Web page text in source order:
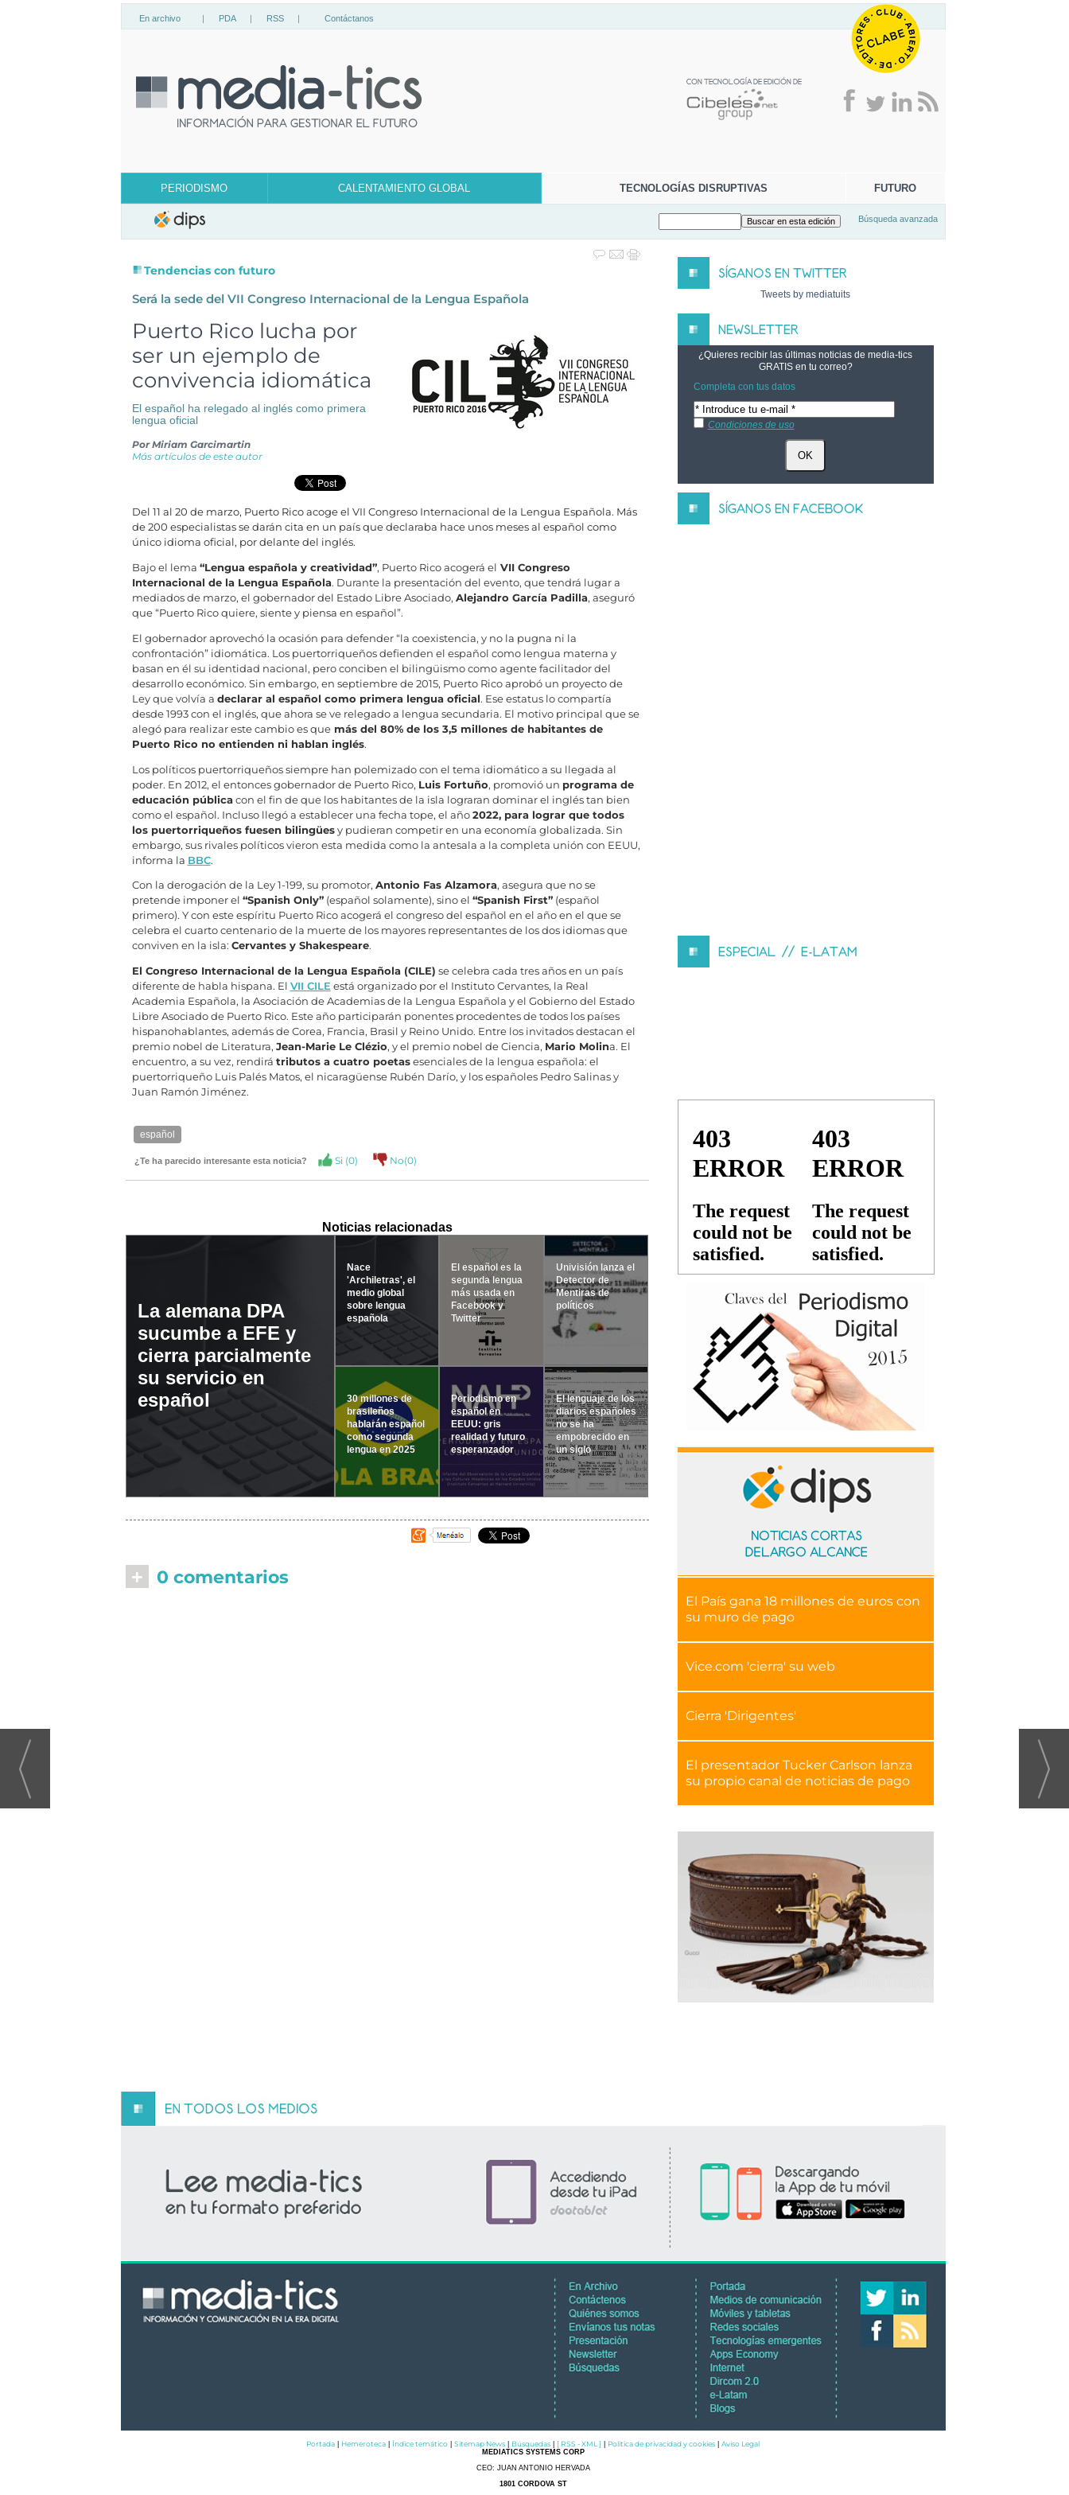
En archivo | PDA | RSS | Contáctanos
PERIODISMO CALENTAMIENTO GLOBAL TECNOLOGÍAS DISRUPTIVAS FUTURO
Búsqueda avanzada
Tendencias con futuro
Será la sede del VII Congreso Internacional de la Lengua Española
Puerto Rico lucha por
ser un ejemplo de
convivencia idiomática
El español ha relegado al inglés como primera
lengua oficial
PorMiriam Garcimartin
Más artículos de este autor
Del 11 al 20 de marzo, Puerto Rico acoge el VII Congreso Internacional de la Lengua Española. Más
de 200 especialistas se darán cita en un país que declaraba hace unos meses al español como
único idioma oficial, por delante del inglés.
Bajo el lema “Lengua española y creatividad”, Puerto Rico acogerá el VII Congreso
Internacional de la Lengua Española. Durante la presentación del evento, que tendrá lugar a
mediados de marzo, el gobernador del Estado Libre Asociado, Alejandro García Padilla, aseguró
que “Puerto Rico quiere, siente y piensa en español”.
El gobernador aprovechó la ocasión para defender “la coexistencia, y no la pugna ni la
confrontación” idiomática. Los puertorriqueños defienden el español como lengua materna y
basan en él su identidad nacional, pero conciben el bilingüismo como agente facilitador del
desarrollo económico. Sin embargo, en septiembre de 2015, Puerto Rico aprobó un proyecto de
Ley que volvía a declarar al español como primera lengua oficial. Ese estatus lo compartía
desde 1993 con el inglés, que ahora se ve relegado a lengua secundaria. El motivo principal que se
alegó para realizar este cambio es quemás del 80% de los 3,5 millones de habitantes de
Puerto Rico no entienden ni hablan inglés.
Los políticos puertorriqueños siempre han polemizado con el tema idiomático a su llegada al
poder. En 2012, el entonces gobernador de Puerto Rico, Luis Fortuño, promovió un programa de
educación públicacon el fin de que los habitantes de la isla lograran dominar el inglés tan bien
como el español. Incluso llegó a establecer una fecha tope, el año 2022, para lograr que todos
los puertorriqueños fuesen bilingüesy pudieran competir en una economía globalizada. Sin
embargo, sus rivales políticos vieron esta medida como la antesala a la completa unión con EEUU,
informa la BBC.
Con la derogación de la Ley 1-199, su promotor, Antonio Fas Alzamora, asegura que no se
pretende imponer el “Spanish Only”(español solamente), sino el “Spanish First”(español
primero). Y con este espíritu Puerto Rico acogerá el congreso del español en el año en el que se
celebra el cuarto centenario de la muerte de los mayores representantes de los dos idiomas que
conviven en la isla: Cervantes y Shakespeare.
El Congreso Internacional de la Lengua Española (CILE) se celebra cada tres años en un país
diferente de habla hispana. El VII CILE está organizado por el Instituto Cervantes, la Real
Academia Española, la Asociación de Academias de la Lengua Española y el Gobierno del Estado
Libre Asociado de Puerto Rico. Este año participarán ponentes procedentes de todos los países
hispanohablantes, además de Corea, Francia, Brasil y Reino Unido. Entre los invitados destacan el
premio nobel de Literatura, Jean-Marie Le Clézio, y el premio nobel de Ciencia, Mario Molina. El
encuentro, a su vez, rendirá tributos a cuatro poetasesenciales de la lengua española: el
puertorriqueño Luis Palés Matos, el nicaragüense Rubén Darío, y los españoles Pedro Salinas y
Juan Ramón Jiménez.
español
¿Te ha parecido interesante esta noticia? Si (0) No(0)
Noticias relacionadas
La alemana DPA
sucumbe a EFE y
cierra parcialmente
su servicio en
español
Nace
'Archiletras', el
medio global
sobre lengua
española
30 millones de
brasileños
hablarán español
como segunda
lengua en 2025
El español es la
segunda lengua
más usada en
Facebook y
Twitter
Periodismo en
español en
EEUU: gris
realidad y futuro
esperanzador
Univisión lanza el
Detector de
Mentiras de
políticos
El lenguaje de los
diarios españoles
no se ha
empobrecido en
un siglo
+ 0 comentarios
Tweets by mediatuits
¿Quieres recibir las últimas noticias de media-tics
GRATISen tu correo?
Completa con tus datos
Condiciones de uso
El País gana 18 millones de euros con
su muro de pago
Vice.com 'cierra' su web
Cierra 'Dirigentes'
El presentador Tucker Carlson lanza
su propio canal de noticias de pago
Portada Hemeroteca Índice temático Sitemap News Búsquedas [ RSS - XML ] Política de privacidad y cookies Aviso Legal
MEDIATICS SYSTEMS CORP
CEO: JUAN ANTONIO HERVADA
1801 CORDOVA ST